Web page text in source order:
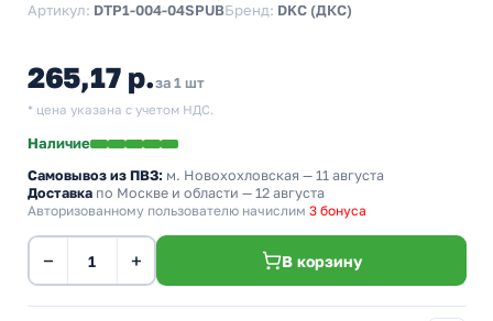
Артикул: DTP1-004-04SPUBБренд: DKC (ДКС)
265,17 р.за 1 шт
* цена указана с учетом НДС.
Наличие
Самовывоз из ПВЗ: м. Новохохловская — 11 августа
Доставка по Москве и области — 12 августа
Авторизованному пользователю начислим 3 бонуса
− + В корзину